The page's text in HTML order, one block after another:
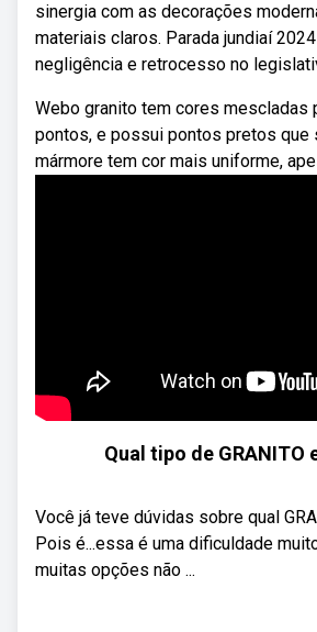
sinergia com as decorações
materiais claros. Parada jundiaí
negligência e retrocesso no
Webo granito tem cores mescladas
pontos, e possui pontos pretos que
mármore tem cor mais uniforme,
Qual tipo de GRANITO
Você já teve dúvidas sobre qual
Pois é...essa é uma dificuldade
muitas opções não ...